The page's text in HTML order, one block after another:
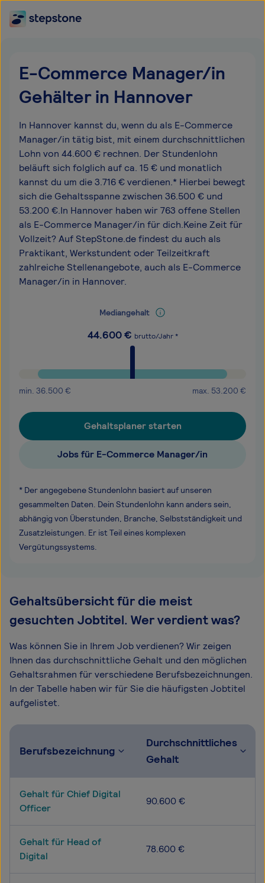
E-Commerce Manager/in
Gehälter in Hannover
In Hannover kannst du, wenn du als E-Commerce
Manager/in tätig bist, mit einem durchschnittlichen
Lohn von 44.600 € rechnen. Der Stundenlohn
beläuft sich folglich auf ca. 15 € und monatlich
kannst du um die 3.716 € verdienen.* Hierbei bewegt
sich die Gehaltsspanne zwischen 36.500 € und
53.200 €.In Hannover haben wir 763 offene Stellen
als E-Commerce Manager/in für dich.Keine Zeit für
Vollzeit? Auf StepStone.de findest du auch als
Praktikant, Werkstundent oder Teilzeitkraft
zahlreiche Stellenangebote, auch als E-Commerce
Manager/in in Hannover.
Mediangehalt
44.600€ brutto/Jahr *
min. 36.500 € max. 53.200 €
Gehaltsplaner starten
Jobs für E-Commerce Manager/in
* Der angegebene Stundenlohn basiert auf unseren
gesammelten Daten. Dein Stundenlohn kann anders sein,
abhängig von Überstunden, Branche, Selbstständigkeit und
Zusatzleistungen. Er ist Teil eines komplexen
Vergütungssystems.
Gehaltsübersicht für die meist
gesuchten Jobtitel. Wer verdient was?
Was können Sie in Ihrem Job verdienen? Wir zeigen
Ihnen das durchschnittliche Gehalt und den möglichen
Gehaltsrahmen für verschiedene Berufsbezeichnungen.
In der Tabelle haben wir für Sie die häufigsten Jobtitel
aufgelistet.
Berufsbezeichnung
Durchschnittliches
Gehalt
Gehalt für Chief Digital
Officer
90.600 €
Gehalt für Head of
Digital
78.600 €